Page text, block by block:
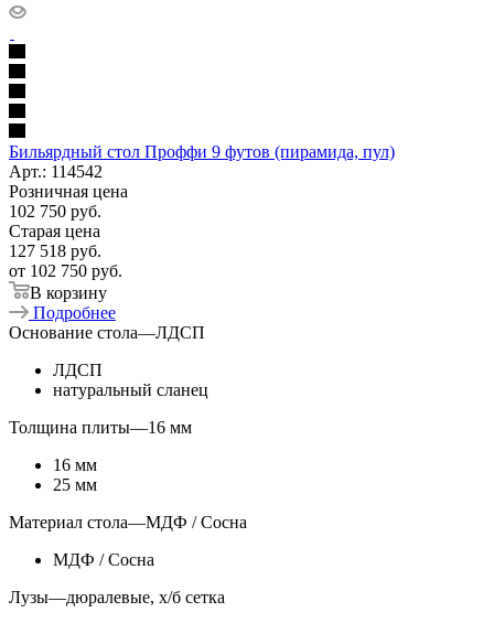
Бильярдный стол Проффи 9 футов (пирамида, пул)
Арт.: 114542
Розничная цена
102 750 руб.
Старая цена
127 518 руб.
от 102 750 руб.
В корзину
Подробнее
Основание стола—ЛДСП
ЛДСП
натуральный сланец
Толщина плиты—16 мм
16 мм
25 мм
Материал стола—МДФ / Сосна
МДФ / Сосна
Лузы—дюралевые, х/б сетка